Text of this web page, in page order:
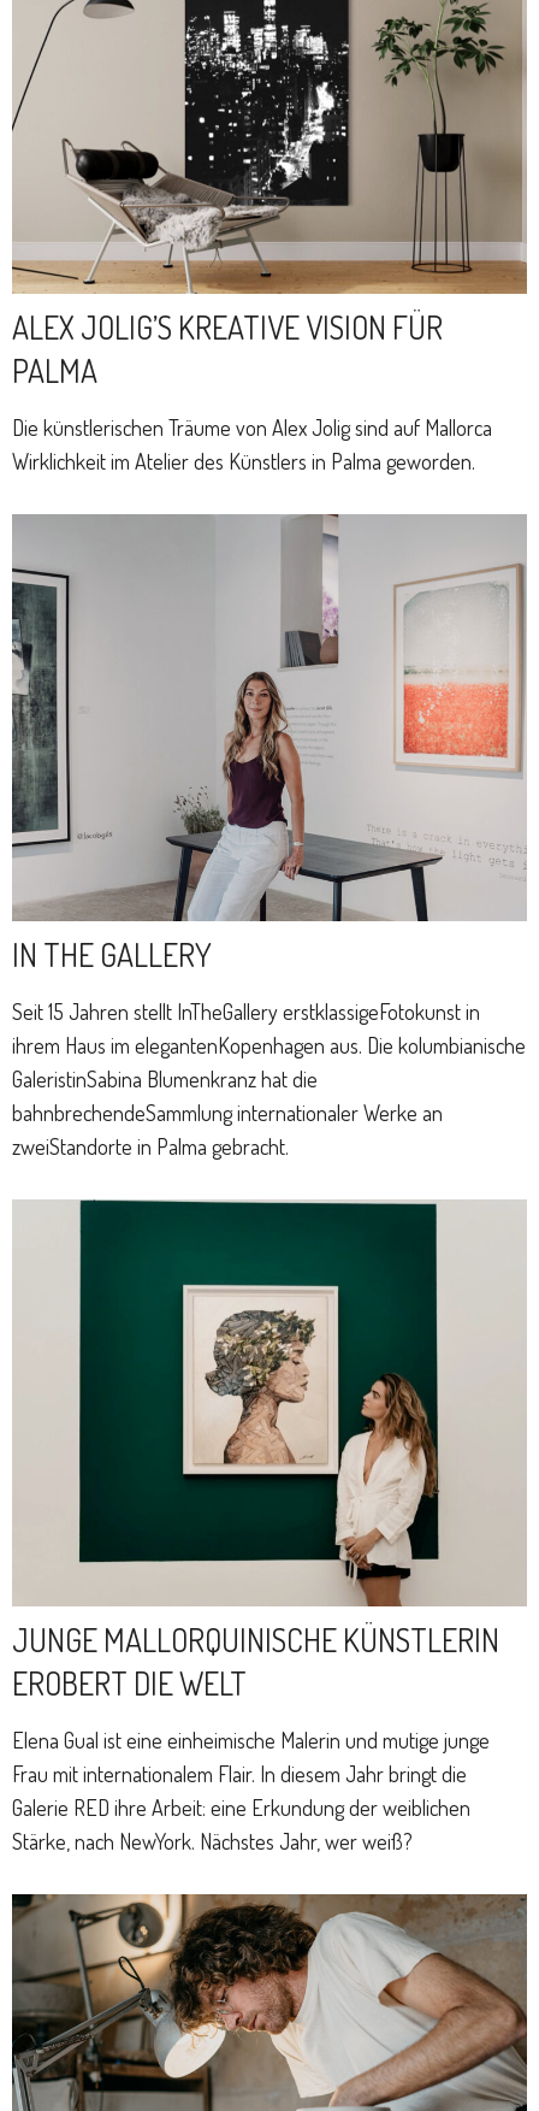
ALEX JOLIG’S KREATIVE VISION FÜR
PALMA
Die künstlerischen Träume von Alex Jolig sind auf Mallorca
Wirklichkeit im Atelier des Künstlers in Palma geworden.
IN THE GALLERY
Seit 15 Jahren stellt InTheGallery erstklassigeFotokunst in
ihrem Haus im elegantenKopenhagen aus. Die kolumbianische
GaleristinSabina Blumenkranz hat die
bahnbrechendeSammlung internationaler Werke an
zweiStandorte in Palma gebracht.
JUNGE MALLORQUINISCHE KÜNSTLERIN
EROBERT DIE WELT
Elena Gual ist eine einheimische Malerin und mutige junge
Frau mit internationalem Flair. In diesem Jahr bringt die
Galerie RED ihre Arbeit: eine Erkundung der weiblichen
Stärke, nach NewYork. Nächstes Jahr, wer weiß?